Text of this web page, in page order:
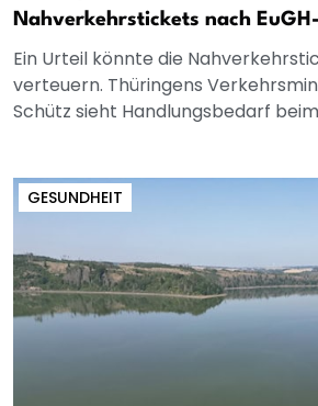
Nahverkehrstickets nach
Ein Urteil könnte die
verteuern. Thüringens
Schütz sieht Handlungsbedarf
GESUNDHEIT